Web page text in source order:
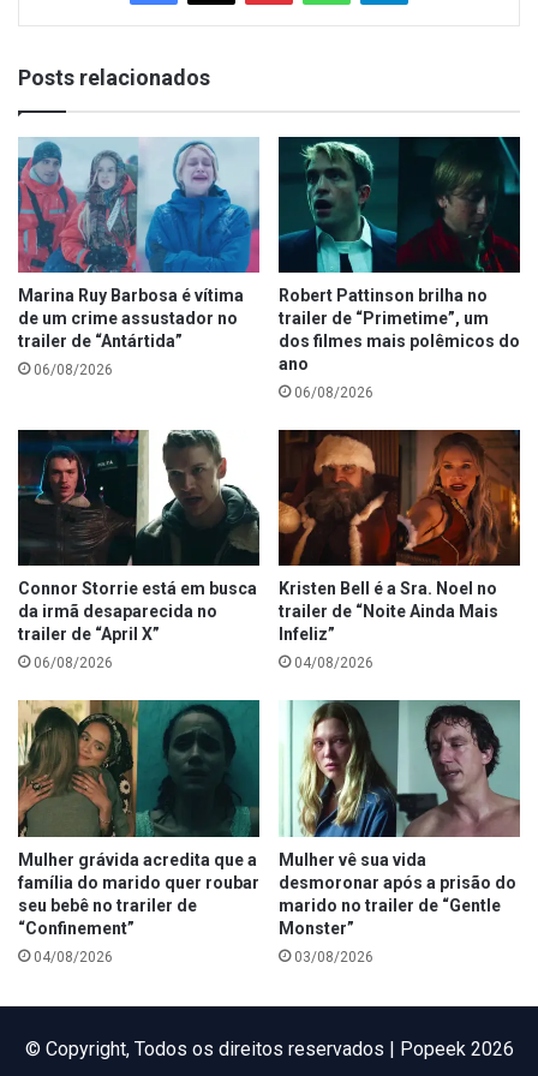
Posts relacionados
Marina Ruy Barbosa é vítima
de um crime assustador no
trailer de “Antártida”
06/08/2026
Robert Pattinson brilha no
trailer de “Primetime”, um
dos filmes mais polêmicos do
ano
06/08/2026
Connor Storrie está em busca
da irmã desaparecida no
trailer de “April X”
06/08/2026
Kristen Bell é a Sra. Noel no
trailer de “Noite Ainda Mais
Infeliz”
04/08/2026
Mulher grávida acredita que a
família do marido quer roubar
seu bebê no trariler de
“Confinement”
04/08/2026
Mulher vê sua vida
desmoronar após a prisão do
marido no trailer de “Gentle
Monster”
03/08/2026
©️ Copyright, Todos os direitos reservados | Popeek 2026